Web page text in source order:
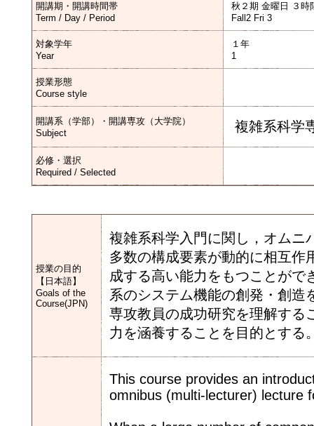
開講期・開講時間帯
Term / Day / Period
秋２期 金曜日 ３時
Fall2 Fri 3
対象学年
Year
１年
1
授業形態
Course style
開講系（学部）・開講専攻（大学院）
Subject
複雑系科学
必修・選択
Required / Selected
授業の目的
【日本語】
Goals of the
Course(JPN)
複雑系科学入門に関し，オムニ
多数の構成要素が動的に相互作
成する高い能力をもつことがで
系のシステム機能の創発・創造
専攻教員の成功研究を理解する
力を涵養することを目的とする
This course provides an
omnibus (multi-lecturer) lecture